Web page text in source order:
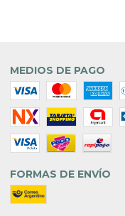
MEDIOS DE PAGO
FORMAS DE ENVÍO